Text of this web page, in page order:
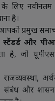
के लिए
है।
प्रमुख
और
है, जो
संबंध और